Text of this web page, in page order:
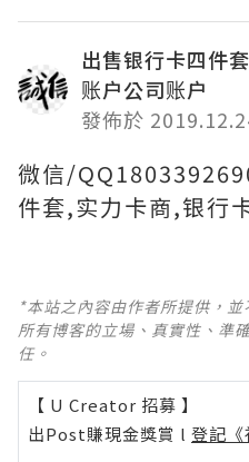
出售银行卡四件
账户公司账户
發佈於
微信/
件套,实力卡商,银行
*本站之內容由作者所提供，
所有博客的立場、真實性、準
任。
【 U Creator 招募 】
出Post賺現金獎賞 l 登記《